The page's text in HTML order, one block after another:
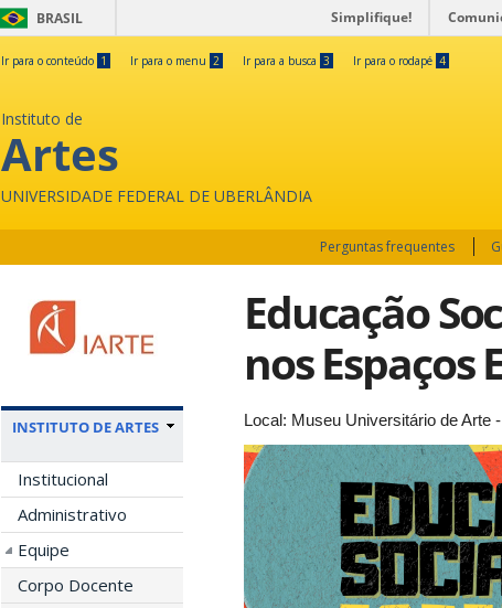
BRASIL Simplifique!
Ir para o conteúdo 1 Ir para o menu 2 Ir para a busca 3 Ir para o rodapé 4
Instituto de
Artes
UNIVERSIDADE FEDERAL DE UBERLÂNDIA
Perguntas frequentes
INSTITUTO DE ARTES
Institucional
Administrativo
Equipe
Corpo Docente
Educação
nos Espaços
Local: Museu Universitário de Arte